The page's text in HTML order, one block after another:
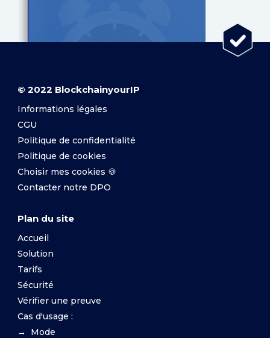
© 2022 BlockchainyourIP
Informations légales
CGU
Politique de confidentialité
Politique de cookies
Choisir mes cookies 🍪
Contacter notre DPO
Plan du site
Accueil
Solution
Tarifs
Sécurité
Vérifier une preuve
Cas d'usage :
→ Mode